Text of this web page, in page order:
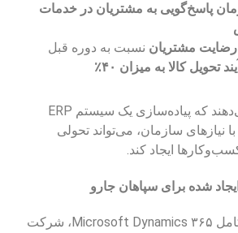
۶۰٪ زمان پاسخ‌گویی به مشتریان در خدمات
نسبت به دوره قبل
تحویل کالا به میزان ۴۰٪
این آمارها نشان می‌دهند که پیاده‌سازی یک سیستم ERP
نیازهای سازمان، می‌تواند تحولی
ایجاد کند.
پس از پیاده‌سازی کامل Microsoft Dynamics ۳۶۵، شرکت